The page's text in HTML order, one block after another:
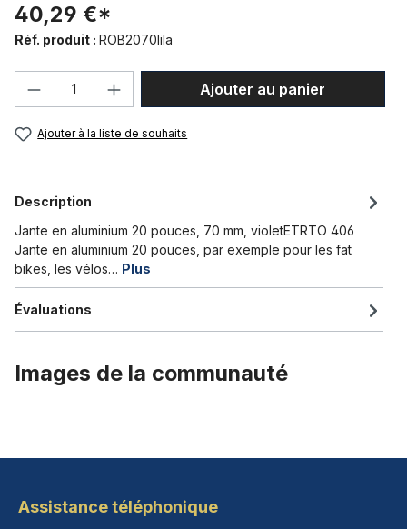
40,29 €*
Réf. produit : ROB2070lila
Quantité de produit : Entrez la
Ajouter au panier
Ajouter à la liste de souhaits
Description
Jante en aluminium 20 pouces, 70 mm, violetETRTO 406
Jante en aluminium 20 pouces, par exemple pour les fat
bikes, les vélos… Plus
Évaluations
Images de la communauté
Assistance téléphonique